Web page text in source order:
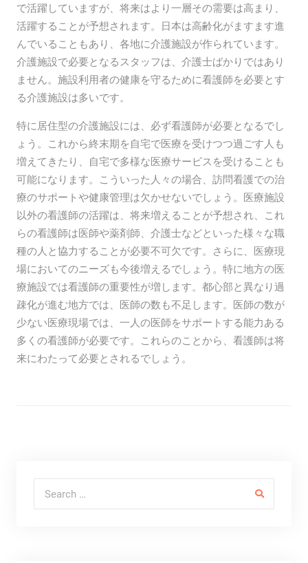
で活躍していますが、将来はより一層その需要は高まり、
活躍することが予想されます。日本は高齢化がますます進
んでいることもあり、各地に介護施設が作られています。
介護施設で必要となるスタッフは、介護士ばかりではあり
ません。施設利用者の健康を守るために看護師を必要とす
る介護施設は多いです。
特に居住型の介護施設には、必ず看護師が必要となるでし
ょう。これから終末期を自宅で医療を受けつつ過ごす人も
増えてきたり、自宅で多様な医療サービスを受けることも
可能になります。こういった人々の場合、訪問看護での治
療のサポートや健康管理は欠かせないでしょう。医療施設
以外の看護師の活躍は、将来増えることが予想され、これ
らの看護師は医師や薬剤師、介護士などといった様々な職
種の人と協力することが必要不可欠です。さらに、医療現
場においてのニーズも今後増えるでしょう。特に地方の医
療施設では看護師の重要性が増します。都心部と異なり過
疎化が進む地方では、医師の数も不足します。医師の数が
少ない医療現場では、一人の医師をサポートする能力ある
多くの看護師が必要です。これらのことから、看護師は将
来にわたって必要とされるでしょう。